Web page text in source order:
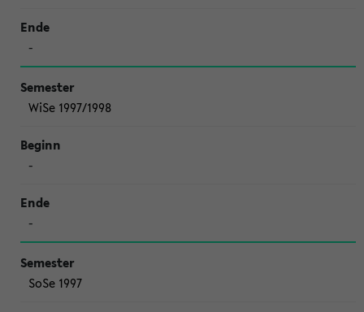
-
WiSe 1997/1998
-
-
SoSe 1997